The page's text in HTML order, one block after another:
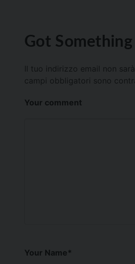
Got Something
Il tuo indirizzo email non
campi obbligatori sono
Your comment
Your Name*